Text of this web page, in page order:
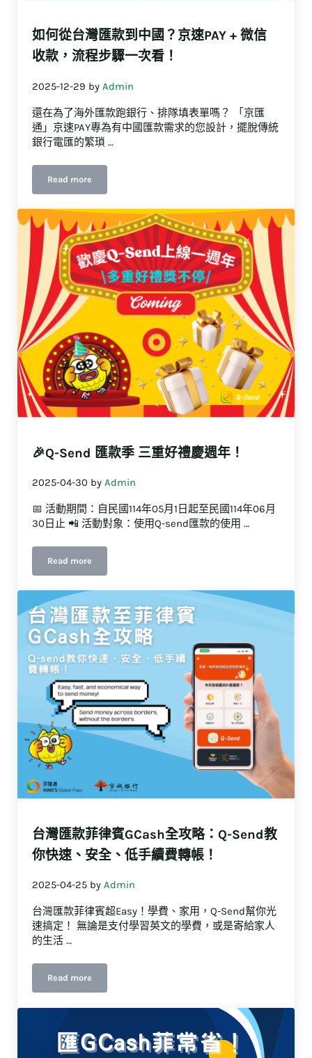
如何從台灣匯款到中國？京速PAY + 微信
收款，流程步驟一次看！
2025-12-29 byAdmin
還在為了海外匯款跑銀行、排隊填表單嗎？ 「京匯
通」京速PAY專為有中國匯款需求的您設計，擺脫傳統
銀行電匯的繁瑣 …
Read more如何從台灣匯款到中國？京速PAY + 微信收款，流程步驟一
🎉Q-Send 匯款季 三重好禮慶週年！
2025-04-30 byAdmin
📅 活動期間：自民國114年05月1日起至民國114年06月
30日止 📲 活動對象：使用Q-send匯款的使用 …
Read more🎉Q-Send 匯款季 三重好禮慶週年！
台灣匯款菲律賓GCash全攻略：Q-Send教
你快速、安全、低手續費轉帳！
2025-04-25 byAdmin
台灣匯款菲律賓超Easy！學費、家用，Q-Send幫你光
速搞定！ 無論是支付學習英文的學費，或是寄給家人
的生活 …
Read more台灣匯款菲律賓GCash全攻略：Q-Send教你快速、安全、低